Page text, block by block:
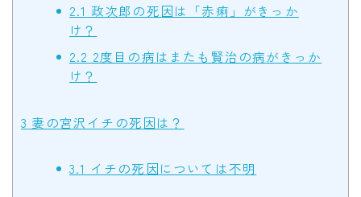
2.1 政次郎の死因は「赤痢」がきっか
け？
2.2 2度目の病はまたも賢治の病がきっか
け？
3 妻の宮沢イチの死因は？
3.1 イチの死因については不明